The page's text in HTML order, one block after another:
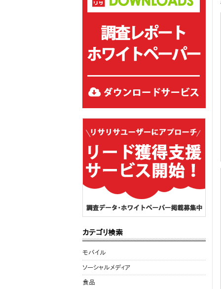
カテゴリ検索
モバイル
ソーシャルメディア
食品